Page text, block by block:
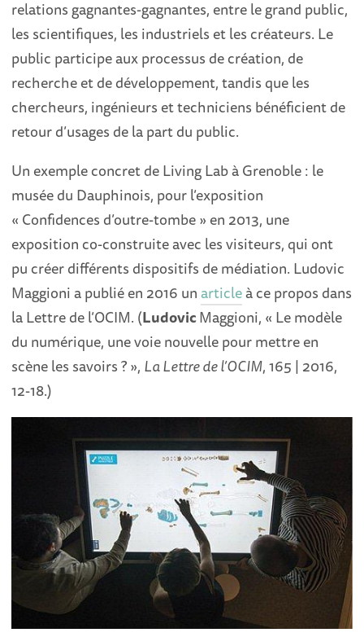
relations gagnantes-gagnantes, entre le grand public,
les scientifiques, les industriels et les créateurs. Le
public participe aux processus de création, de
recherche et de développement, tandis que les
chercheurs, ingénieurs et techniciens bénéficient de
retour d’usages de la part du public.
Un exemple concret de Living Lab à Grenoble : le
musée du Dauphinois, pour l’exposition
« Confidences d’outre-tombe » en 2013, une
exposition co-construite avec les visiteurs, qui ont
pu créer différents dispositifs de médiation. Ludovic
Maggioni a publié en 2016 unarticleà ce propos dans
la Lettre de l’OCIM. (LudovicMaggioni, « Le modèle
du numérique, une voie nouvelle pour mettre en
scène les savoirs ? », La Lettre de l’OCIM, 165 | 2016,
12-18.)